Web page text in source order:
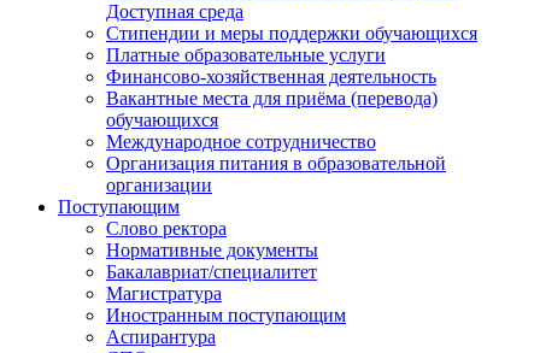
Доступная среда
Стипендии и меры поддержки обучающихся
Платные образовательные услуги
Финансово-хозяйственная деятельность
Вакантные места для приёма (перевода)
обучающихся
Международное сотрудничество
Организация питания в образовательной
организации
Поступающим
Слово ректора
Нормативные документы
Бакалавриат/специалитет
Магистратура
Иностранным поступающим
Аспирантура